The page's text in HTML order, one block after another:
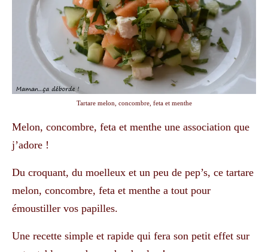
Tartare melon, concombre, feta et menthe
Melon, concombre, feta et menthe une association que
j’adore !
Du croquant, du moelleux et un peu de pep’s, ce tartare
melon, concombre, feta et menthe a tout pour
émoustiller vos papilles.
Une recette simple et rapide qui fera son petit effet sur